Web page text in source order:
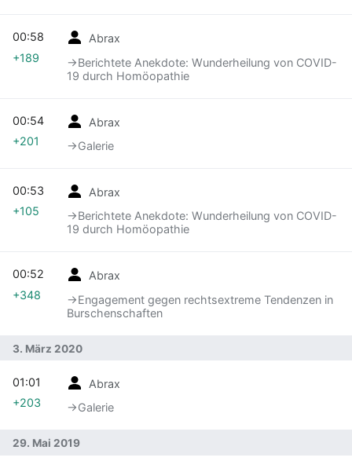
Abrax
→‎Berichtete Anekdote: Wunderheilung von COVID-
19 durch Homöopathie
00:58
+189
Abrax
→‎Galerie
00:54
+201
Abrax
→‎Berichtete Anekdote: Wunderheilung von COVID-
19 durch Homöopathie
00:53
+105
Abrax
→‎Engagement gegen rechtsextreme Tendenzen in
Burschenschaften
00:52
+348
3. März 2020
Abrax
→‎Galerie
01:01
+203
29. Mai 2019